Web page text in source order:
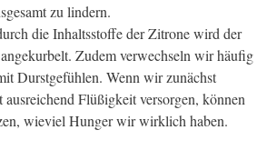
zu lindern.
die Inhaltsstoffe der Zitrone wird der
Zudem verwechseln wir häufig
Durstgefühlen. Wenn wir zunächst
Flüßigkeit versorgen, können
wieviel Hunger wir wirklich haben.